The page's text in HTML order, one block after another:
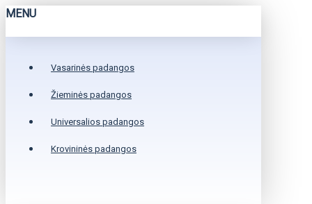
MENU
Vasarinės padangos
Žieminės padangos
Universalios padangos
Krovininės padangos